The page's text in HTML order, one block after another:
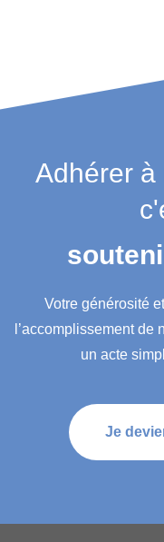
Adhérer à
Votre générosité
l’accomplissement
un acte
Je